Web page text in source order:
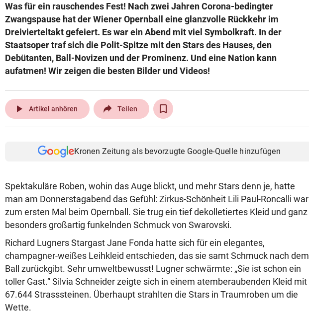
Was für ein rauschendes Fest! Nach zwei Jahren Corona-bedingter
Zwangspause hat der Wiener Opernball eine glanzvolle Rückkehr im
Dreivierteltakt gefeiert. Es war ein Abend mit viel Symbolkraft. In der
Staatsoper traf sich die Polit-Spitze mit den Stars des Hauses, den
Debütanten, Ball-Novizen und der Prominenz. Und eine Nation kann
aufatmen! Wir zeigen die besten Bilder und Videos!
play_arrow Artikel anhören Teilen
Kronen Zeitung als bevorzugte Google-Quelle hinzufügen
Spektakuläre Roben, wohin das Auge blickt, und mehr Stars denn je, hatte
man am Donnerstagabend das Gefühl: Zirkus-Schönheit Lili Paul-Roncalli war
zum ersten Mal beim Opernball. Sie trug ein tief dekolletiertes Kleid und ganz
besonders großartig funkelnden Schmuck von Swarovski.
Richard Lugners Stargast Jane Fonda hatte sich für ein elegantes,
champagner-weißes Leihkleid entschieden, das sie samt Schmuck nach dem
Ball zurückgibt. Sehr umweltbewusst! Lugner schwärmte: „Sie ist schon ein
toller Gast.“ Silvia Schneider zeigte sich in einem atemberaubenden Kleid mit
67.644 Strasssteinen. Überhaupt strahlten die Stars in Traumroben um die
Wette.